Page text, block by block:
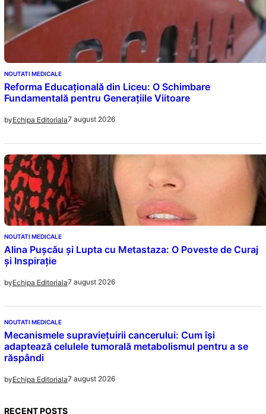
NOUTATI MEDICALE
Reforma Educațională din Liceu: O Schimbare
Fundamentală pentru Generațiile Viitoare
byEchipa Editoriala7 august 2026
NOUTATI MEDICALE
Alina Pușcău și Lupta cu Metastaza: O Poveste de Curaj
și Inspirație
byEchipa Editoriala7 august 2026
NOUTATI MEDICALE
Mecanismele supraviețuirii cancerului: Cum își
adaptează celulele tumorală metabolismul pentru a se
răspândi
byEchipa Editoriala7 august 2026
RECENT POSTS